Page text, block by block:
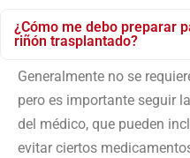
¿Cómo me debo preparar
riñón trasplantado?
Generalmente no se
pero es importante seguir
del médico, que pueden
evitar ciertos